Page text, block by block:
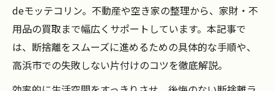
deモッテコリン。不動産や空き家の整理から、家財・不
用品の買取まで幅広くサポートしています。本記事で
は、断捨離をスムーズに進めるための具体的な手順や、
高浜市での失敗しない片付けのコツを徹底解説。